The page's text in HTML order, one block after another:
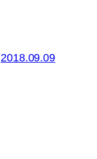
2018.09.09